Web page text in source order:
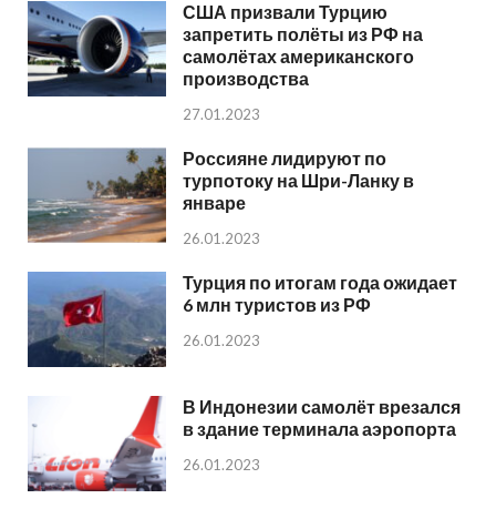
США призвали Турцию
запретить полёты из РФ на
самолётах американского
производства
27.01.2023
Россияне лидируют по
турпотоку на Шри-Ланку в
январе
26.01.2023
Турция по итогам года ожидает
6 млн туристов из РФ
26.01.2023
В Индонезии самолёт врезался
в здание терминала аэропорта
26.01.2023